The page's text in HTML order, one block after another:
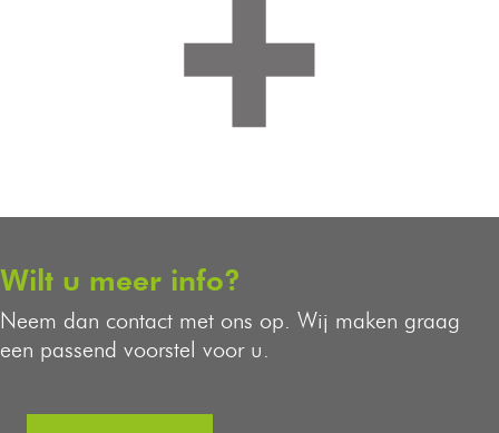
Wilt u meer info?
Neem dan contact met ons op. Wij maken graag
een passend voorstel voor u.